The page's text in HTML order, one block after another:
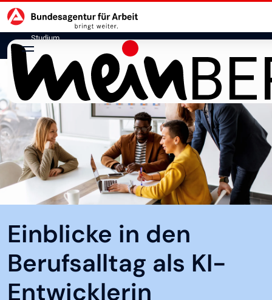
zu den Hauptinhalten springen
Hauptnavigation
Studium
Einblicke in den
Berufsalltag als KI-
Entwicklerin